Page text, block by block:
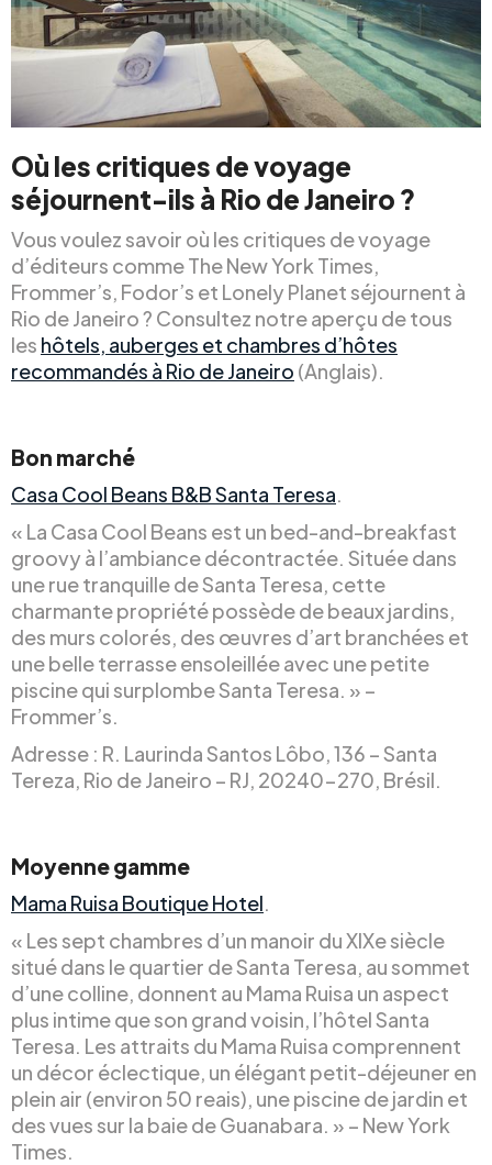
Où les critiques de voyage
séjournent-ils à Rio de Janeiro ?
Vous voulez savoir où les critiques de voyage
d’éditeurs comme The New York Times,
Frommer’s, Fodor’s et Lonely Planet séjournent à
Rio de Janeiro ? Consultez notre aperçu de tous
les hôtels, auberges et chambres d’hôtes
recommandés à Rio de Janeiro (Anglais).
Bon marché
Casa Cool Beans B&B Santa Teresa.
« La Casa Cool Beans est un bed-and-breakfast
groovy à l’ambiance décontractée. Située dans
une rue tranquille de Santa Teresa, cette
charmante propriété possède de beaux jardins,
des murs colorés, des œuvres d’art branchées et
une belle terrasse ensoleillée avec une petite
piscine qui surplombe Santa Teresa. » –
Frommer’s.
Adresse : R. Laurinda Santos Lôbo, 136 – Santa
Tereza, Rio de Janeiro – RJ, 20240-270, Brésil.
Moyenne gamme
Mama Ruisa Boutique Hotel.
« Les sept chambres d’un manoir du XIXe siècle
situé dans le quartier de Santa Teresa, au sommet
d’une colline, donnent au Mama Ruisa un aspect
plus intime que son grand voisin, l’hôtel Santa
Teresa. Les attraits du Mama Ruisa comprennent
un décor éclectique, un élégant petit-déjeuner en
plein air (environ 50 reais), une piscine de jardin et
des vues sur la baie de Guanabara. » – New York
Times.